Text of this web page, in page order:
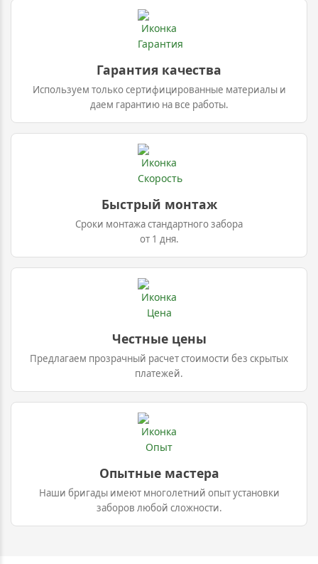
Гарантия качества
Используем только сертифицированные материалы и
даем гарантию на все работы.
Быстрый монтаж
Cроки монтажа стандартного забора
от 1 дня.
Честные цены
Предлагаем прозрачный расчет стоимости без скрытых
платежей.
Опытные мастера
Наши бригады имеют многолетний опыт установки
заборов любой сложности.